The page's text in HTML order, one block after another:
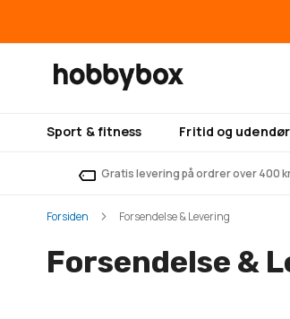
Sport & fitness Fritid og
Gratis levering på ordrer over 400
Forsiden Forsendelse & Levering
Forsendelse &